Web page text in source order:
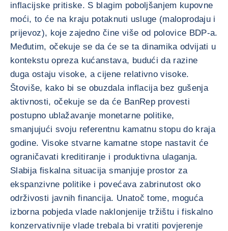
inflacijske pritiske. S blagim poboljšanjem kupovne
moći, to će na kraju potaknuti usluge (maloprodaju i
prijevoz), koje zajedno čine više od polovice BDP-a.
Međutim, očekuje se da će se ta dinamika odvijati u
kontekstu opreza kućanstava, budući da razine
duga ostaju visoke, a cijene relativno visoke.
Štoviše, kako bi se obuzdala inflacija bez gušenja
aktivnosti, očekuje se da će BanRep provesti
postupno ublažavanje monetarne politike,
smanjujući svoju referentnu kamatnu stopu do kraja
godine. Visoke stvarne kamatne stope nastavit će
ograničavati kreditiranje i produktivna ulaganja.
Slabija fiskalna situacija smanjuje prostor za
ekspanzivne politike i povećava zabrinutost oko
održivosti javnih financija. Unatoč tome, moguća
izborna pobjeda vlade naklonjenije tržištu i fiskalno
konzervativnije vlade trebala bi vratiti povjerenje